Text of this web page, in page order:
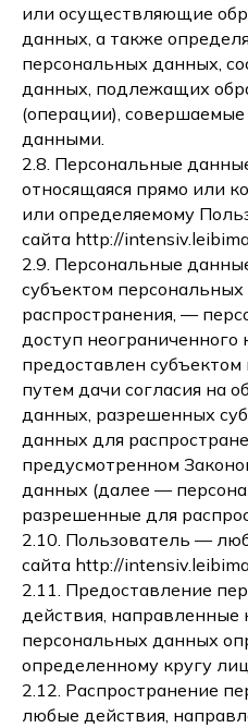
или осуществляющие
данных, а также
персональных данных,
данных, подлежащих
(операции),
данными.
2.8. Персональные
относящаяся прямо или
или определяемому
сайта http://
2.9. Персональные
субъектом
распространения, —
доступ неограниченного
предоставлен
путем дачи согласия на
данных, разрешенных
данных для
предусмотренном
данных (далее —
разрешенные для
2.10. Пользователь —
сайта http://
2.11. Предоставление
действия, направленные
персональных данных
определенному кругу
2.12. Распространение
любые действия,